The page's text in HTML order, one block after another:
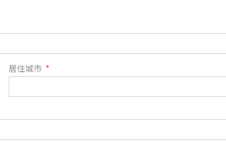
居住城市
【會費】
入會費新臺幣1200元，於會員入會時繳納；常年會費1200
元，於每年度繳納。
戶名: 社團法人台灣自律神經健康培訓暨發展協會